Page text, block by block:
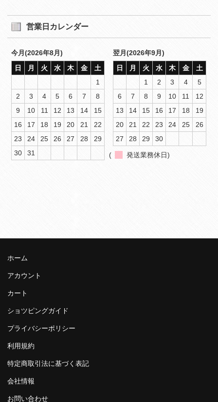
営業日カレンダー
今月(2026年8月)
日
月 火 水 木 金
土
1
2
3 4 5 6 7
8
9
10 11 12 13 14
15
16
17 18 19 20 21
22
23
24 25 26 27 28
29
30
31
翌月(2026年9月)
日
月 火 水 木 金
土
1
2 3 4
5
6
7 8 9 10 11
12
13
14 15 16 17 18
19
20
21 22 23 24 25
26
27
28 29 30
( 発送業務休日)
ホーム
アカウント
カート
ショツピングガイド
プライバシーポリシー
利用規約
特定商取引法に基づく表記
会社情報
お問い合わせ